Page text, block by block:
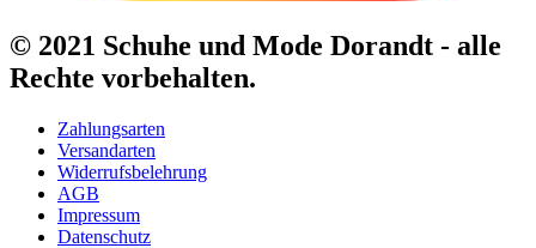
© 2021 Schuhe und Mode Dorandt - alle
Rechte vorbehalten.
Zahlungsarten
Versandarten
Widerrufsbelehrung
AGB
Impressum
Datenschutz